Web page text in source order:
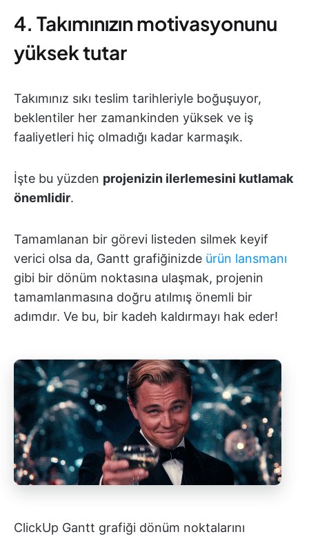
4. Takımınızın motivasyonunu
yüksek tutar
Takımınız sıkı teslim tarihleriyle boğuşuyor,
beklentiler her zamankinden yüksek ve iş
faaliyetleri hiç olmadığı kadar karmaşık.
İşte bu yüzden projenizin ilerlemesini kutlamak
önemlidir.
Tamamlanan bir görevi listeden silmek keyif
verici olsa da, Gantt grafiğinizde ürün lansmanı
gibi bir dönüm noktasına ulaşmak, projenin
tamamlanmasına doğru atılmış önemli bir
adımdır. Ve bu, bir kadeh kaldırmayı hak eder!
ClickUp Gantt grafiği dönüm noktalarını